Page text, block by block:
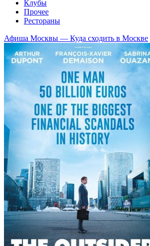
Клубы
Прочее
Рестораны
Афиша Москвы — Куда сходить в Москве